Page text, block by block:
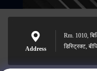
Address
Rm. 1010,
डिस्ट्रिक्ट,